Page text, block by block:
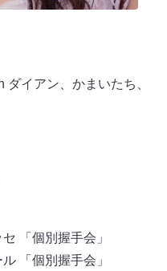
イアン、かまいたち、
「個別握手会」
「個別握手会」